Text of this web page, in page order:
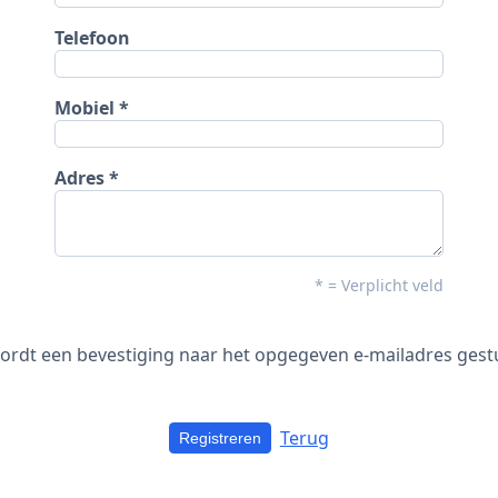
Telefoon
Mobiel
Adres
* = Verplicht veld
een bevestiging naar het opgegeven e-mailadres
Terug